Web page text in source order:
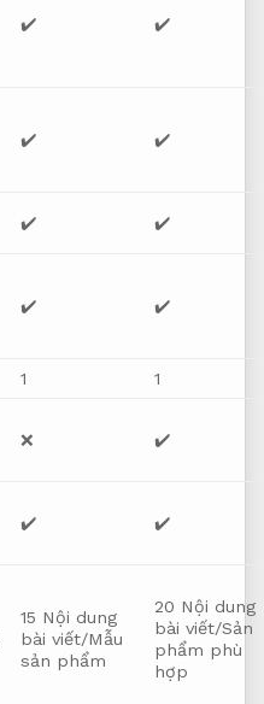
✔️ ✔️
✔️ ✔️
✔️ ✔️
✔️ ✔️
1 1
❌ ✔️
✔️ ✔️
15 Nội dung
bài viết/Mẫu
sản phẩm
20 Nội dung
bài viết/Sản
phẩm phù
hợp